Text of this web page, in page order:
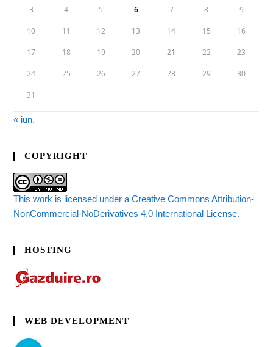
3 4 5 6 7 8 9
10 11 12 13 14 15 16
17 18 19 20 21 22 23
24 25 26 27 28 29 30
31
« iun.
COPYRIGHT
This work is licensed under a Creative Commons Attribution-
NonCommercial-NoDerivatives 4.0 International License.
HOSTING
WEB DEVELOPMENT